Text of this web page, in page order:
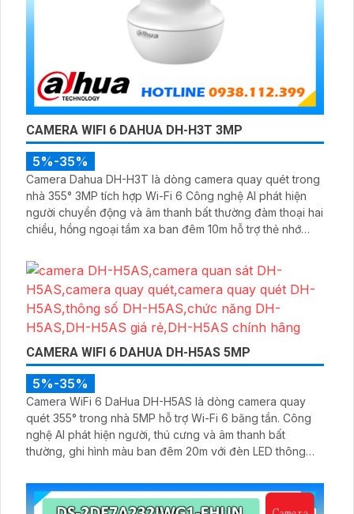
CAMERA WIFI 6 DAHUA DH-H3T 3MP
5%-35%
Camera Dahua DH-H3T là dòng camera quay quét trong
nhà 355° 3MP tích hợp Wi-Fi 6 Công nghệ AI phát hiện
người chuyển động và âm thanh bất thường đàm thoại hai
chiều, hồng ngoại tầm xa ban đêm 10m hỗ trợ thẻ nhớ
DMSS
CAMERA WIFI 6 DAHUA DH-H5AS 5MP
5%-35%
Camera WiFi 6 DaHua DH-H5AS là dòng camera quay
quét 355° trong nhà 5MP hỗ trợ Wi-Fi 6 băng tần. Công
nghệ AI phát hiện người, thú cưng và âm thanh bất
thường, ghi hình màu ban đêm 20m với đèn LED thông
dụng DMSS,